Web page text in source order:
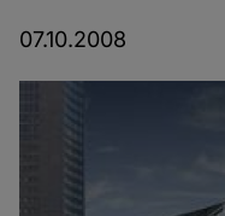
07.10.2008